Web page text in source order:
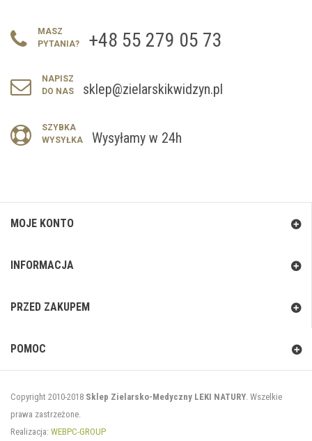
MASZ
PYTANIA?
+48 55 279 05 73
NAPISZ
DO NAS
sklep@zielarskikwidzyn.pl
SZYBKA
WYSYŁKA
Wysyłamy w 24h
MOJE KONTO
INFORMACJA
PRZED ZAKUPEM
POMOC
Copyright 2010-2018 Sklep Zielarsko-Medyczny LEKI NATURY. Wszelkie
prawa zastrzeżone.
Realizacja: WEBPC-GROUP